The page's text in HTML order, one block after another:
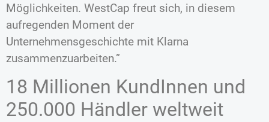
Möglichkeiten. WestCap freut sich, in diesem
aufregenden Moment der
Unternehmensgeschichte mit Klarna
zusammenzuarbeiten.”
18 Millionen KundInnen und
250.000 Händler weltweit